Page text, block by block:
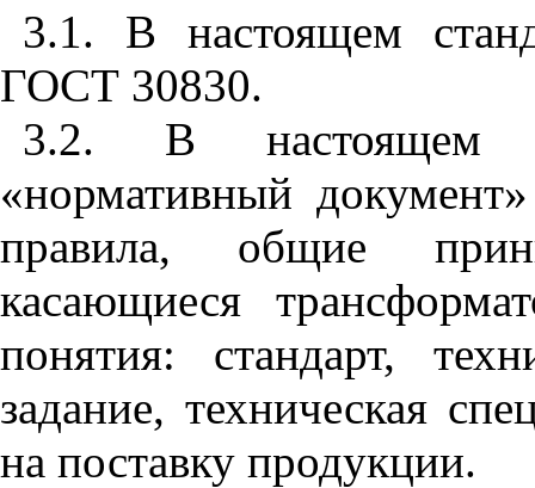
3.1. В настоящем
ГОСТ 30830.
3.2. В настоящем
«нормативный
правила, общие
касающиеся
понятия: стандарт,
задание, техническая
на поставку продукции.